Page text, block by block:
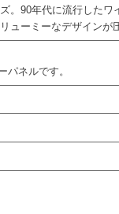
。90年代に流行した
ューミーなデザインが
パネルです。